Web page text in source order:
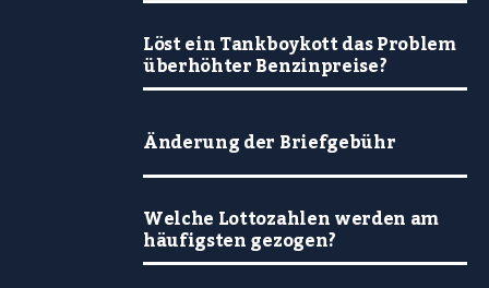
Löst ein Tankboykott das Problem
überhöhter Benzinpreise?
Änderung der Briefgebühr
Welche Lottozahlen werden am
häufigsten gezogen?